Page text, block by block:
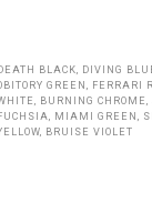
DEATH BLACK, DIVING
GREEN, FERRARI
BURNING CHROME,
FUCHSIA, MIAMI GREEN,
BRUISE VIOLET